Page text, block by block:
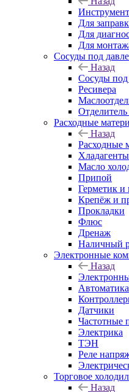
Инструмент
Для
Для
Для
Сосуды под
Назад
Сосуды
Ресивера
Расходные
Назад
Расходные
Масло
Припой
Герметик и
Крепёж и
Прокладки
Флюс
Дренаж
Наличный
Электронные
Назад
Датчики
Частотные
Электрика
ТЭН
Реле
Торговое
Назад